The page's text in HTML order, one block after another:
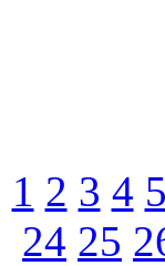
1 2 3 4 5
24 25